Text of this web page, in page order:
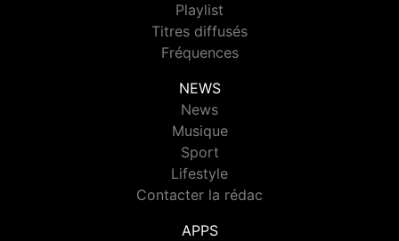
Playlist
Titres diffusés
Fréquences
NEWS
News
Musique
Sport
Lifestyle
Contacter la rédac
APPS